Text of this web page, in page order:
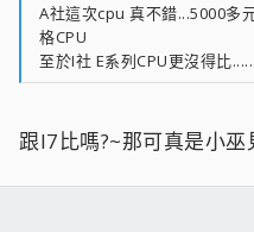
A社這次cpu 真不錯...5000多
格CPU
至於I社 E系列CPU更沒得比
跟I7比嗎?~那可真是小